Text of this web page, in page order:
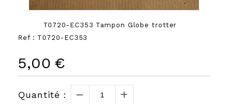
T0720-EC353 Tampon Globe trotter
Ref : T0720-EC353
5,00 €
Quantité :